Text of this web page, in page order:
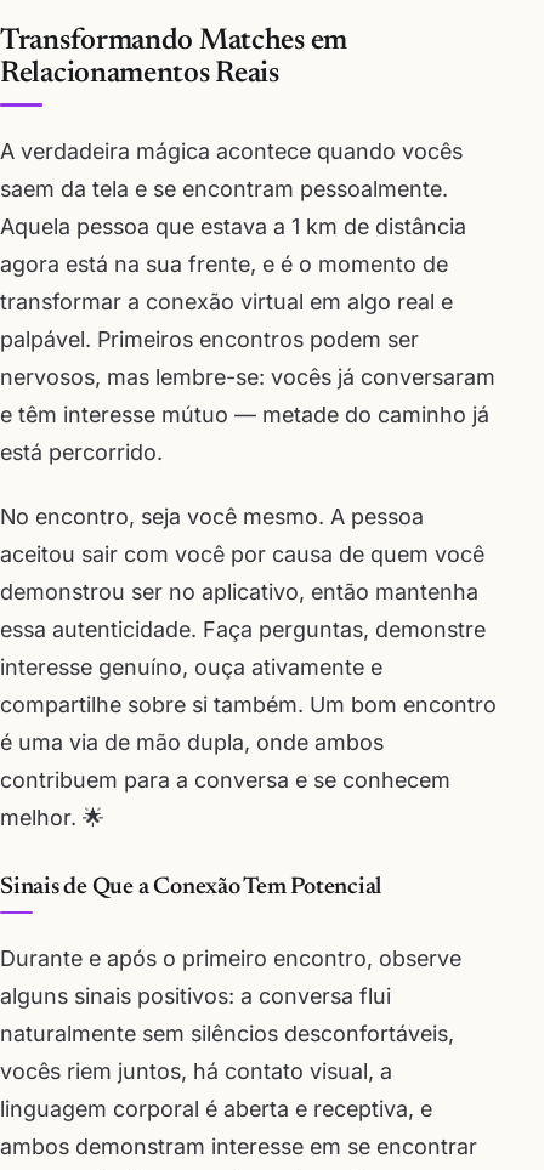
Transformando Matches em
Relacionamentos Reais
A verdadeira mágica acontece quando vocês
saem da tela e se encontram pessoalmente.
Aquela pessoa que estava a 1 km de distância
agora está na sua frente, e é o momento de
transformar a conexão virtual em algo real e
palpável. Primeiros encontros podem ser
nervosos, mas lembre-se: vocês já conversaram
e têm interesse mútuo — metade do caminho já
está percorrido.
No encontro, seja você mesmo. A pessoa
aceitou sair com você por causa de quem você
demonstrou ser no aplicativo, então mantenha
essa autenticidade. Faça perguntas, demonstre
interesse genuíno, ouça ativamente e
compartilhe sobre si também. Um bom encontro
é uma via de mão dupla, onde ambos
contribuem para a conversa e se conhecem
melhor. 🌟
Sinais de Que a Conexão Tem Potencial
Durante e após o primeiro encontro, observe
alguns sinais positivos: a conversa flui
naturalmente sem silêncios desconfortáveis,
vocês riem juntos, há contato visual, a
linguagem corporal é aberta e receptiva, e
ambos demonstram interesse em se encontrar